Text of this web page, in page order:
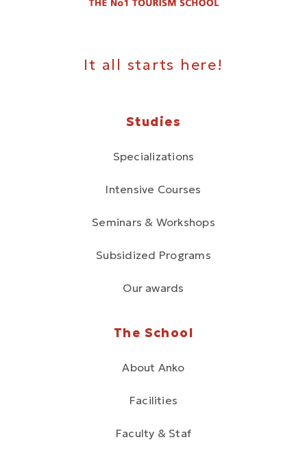
It all starts here!
Studies
Specializations
Intensive Courses
Seminars & Workshops
Subsidized Programs
Our awards
The School
About Anko
Facilities
Faculty & Staf